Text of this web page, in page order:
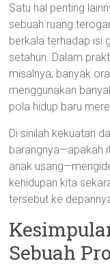
Satu hal penting
sebuah ruang
berkala terhadap isi
setahun. Dalam
misalnya; banyak
menggunakan
pola hidup baru
Di sinilah kekuatan
barangnya—apakah
anak
kehidupan kita
tersebut ke
Sebuah